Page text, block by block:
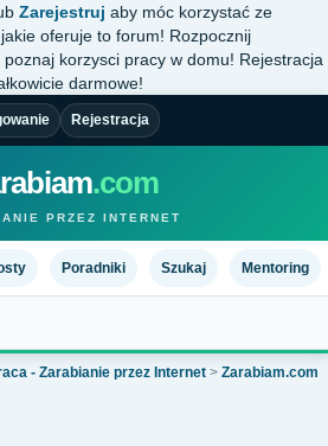
Zarejestruj aby móc korzystać ze
oferuje to forum! Rozpocznij
, poznaj korzysci pracy w domu! Rejestracja
darmowe!
Rejestracja
.com
PRZEZ INTERNET
Poradniki Szukaj Mentoring
- Zarabianie przez Internet > Zarabiam.com